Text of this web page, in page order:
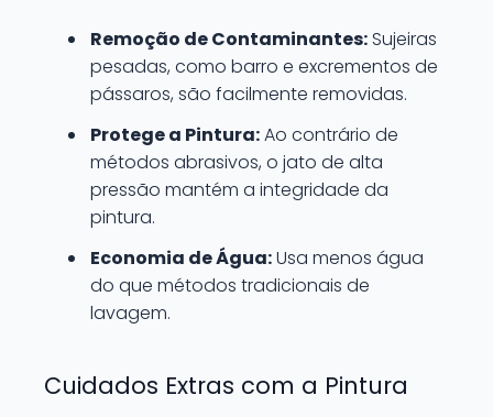
Remoção de Contaminantes: Sujeiras
pesadas, como barro e excrementos de
pássaros, são facilmente removidas.
Protege a Pintura:Ao contrário de
métodos abrasivos, o jato de alta
pressão mantém a integridade da
pintura.
Economia de Água:Usa menos água
do que métodos tradicionais de
lavagem.
Cuidados Extras com a Pintura